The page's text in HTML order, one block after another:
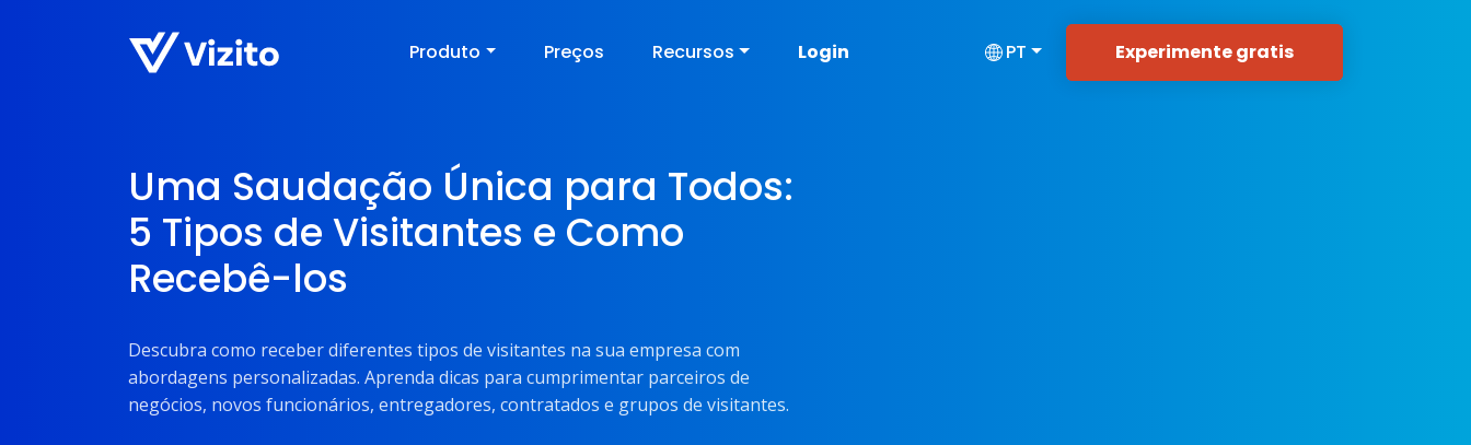
Produto Preços Recursos Login PT Experimente gratis
Uma Saudação Única para Todos:
5 Tipos de Visitantes e Como
Recebê-los
Descubra como receber diferentes tipos de visitantes na sua empresa com
abordagens personalizadas. Aprenda dicas para cumprimentar parceiros de
negócios, novos funcionários, entregadores, contratados e grupos de visitantes.